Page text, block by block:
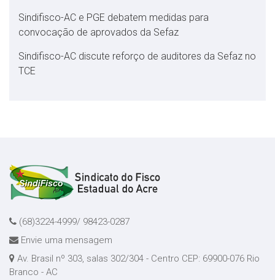
Sindifisco-AC e PGE debatem medidas para
convocação de aprovados da Sefaz
Sindifisco-AC discute reforço de auditores da Sefaz no
TCE
(68)3224-4999/ 98423-0287
Envie uma mensagem
Av. Brasil nº 303, salas 302/304 - Centro CEP: 69900-076 Rio
Branco - AC